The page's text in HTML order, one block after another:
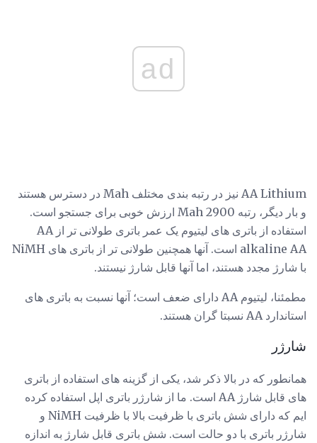
ad
AA Lithium نیز در رتبه بندی مختلف Mah در دسترس هستند
و بار دیگر، رتبه 2900 Mah ارزش خوبی برای جستجو است.
استفاده از باتری های لیتیوم یک عمر باتری طولانی تر از AA
alkaline AA است. آنها همچنین طولانی تر از باتری های NiMH
با شارژ مجدد هستند، اما آنها قابل شارژ نیستند.
مطمئنا، لیتیوم AA دارای ضعف است؛ آنها نسبت به باتری های
استاندارد AA نسبتا گران هستند.
شارژر
همانطور که در بالا ذکر شد، یکی از گزینه های استفاده از باتری
های قابل شارژ AA است. ما از شارژر باتری اپل استفاده کرده
ایم که دارای شش باتری با ظرفیت بالا با ظرفیت NiMH و
شارژر باتری با دو حالت است. شش باتری قابل شارژ به اندازه